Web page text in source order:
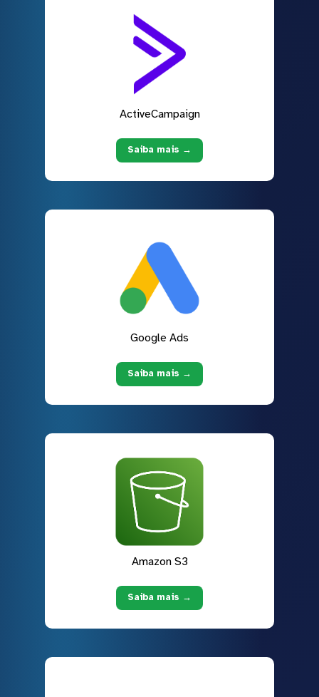
ActiveCampaign
Saiba mais →
Google Ads
Saiba mais →
Amazon S3
Saiba mais →